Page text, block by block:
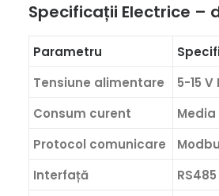
Specificații Electrice –
Parametru
Tensiune alimentare
5-15 V
Consum curent
Media
Protocol comunicare
Interfață